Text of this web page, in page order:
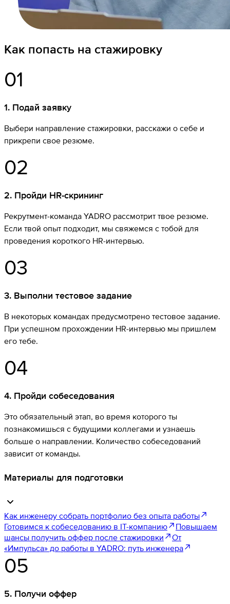
Как попасть на стажировку
01
1. Подай заявку
Выбери направление стажировки, расскажи о себе и
прикрепи свое резюме.
02
2. Пройди HR-скрининг
Рекрутмент-команда YADRO рассмотрит твое резюме.
Если твой опыт подходит, мы свяжемся с тобой для
проведения короткого HR-интервью.
03
3. Выполни тестовое задание
В некоторых командах предусмотрено тестовое задание.
При успешном прохождении HR-интервью мы пришлем
его тебе.
04
4. Пройди собеседования
Это обязательный этап, во время которого ты
познакомишься с будущими коллегами и узнаешь
больше о направлении. Количество собеседований
зависит от команды.
Материалы для подготовки
Как инженеру собрать портфолио без опыта работы
Готовимся к собеседованию в IT-компанию
Повышаем
шансы получить оффер после стажировки
От
«Импульса» до работы в YADRO: путь инженера
05
5. Получи оффер